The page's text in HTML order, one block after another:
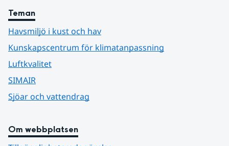
Teman
Havsmiljö i kust och hav
Kunskapscentrum för klimatanpassning
Luftkvalitet
SIMAIR
Sjöar och vattendrag
Om webbplatsen